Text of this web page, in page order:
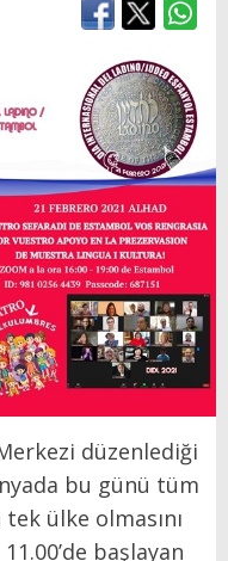
düzenlediği
bu günü tüm
ülke olmasını
başlayan